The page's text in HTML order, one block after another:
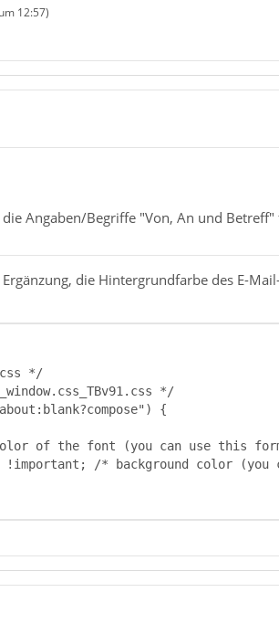
12:57)
Angaben/Begriffe "Von, An und
die Hintergrundfarbe des E-
/* Thunderbird userContent.css */
/* Background_color_compose_window.css_TBv91.css */